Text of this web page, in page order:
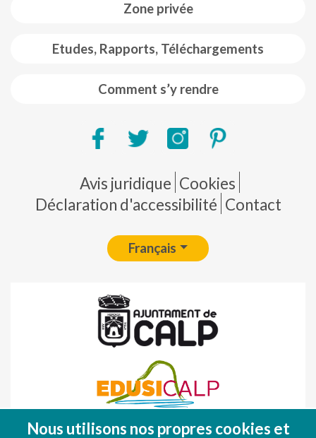
Zone privée
Etudes, Rapports, Téléchargements
Comment s’y rendre
Pie de página
Avis juridique Cookies
Déclaration d'accessibilité Contact
Français
Fondo Europeo de Desarrollo Regional
Nous utilisons nos propres cookies et